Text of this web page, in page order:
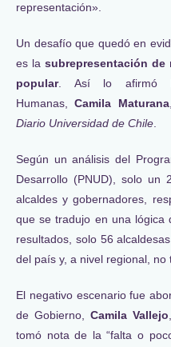
representación».
Un desafío que quedó en
es la subrepresentación de
popular. Así lo afirmó
Humanas,Camila Maturana
Diario Universidad de Chile
Según un análisis del
Desarrollo (PNUD), solo un
alcaldes y gobernadores,
que se tradujo en una lógica
resultados, solo 56
del país y, a nivel regional, no
El negativo escenario fue
de Gobierno, Camila Vallejo
tomó nota de la “falta o